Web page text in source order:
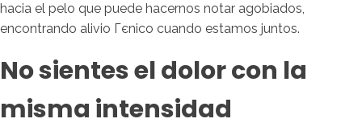
hacia el pelo que puede hacernos notar agobiados,
encontrando alivio Гєnico cuando estamos juntos.
No sientes el dolor con la
misma intensidad